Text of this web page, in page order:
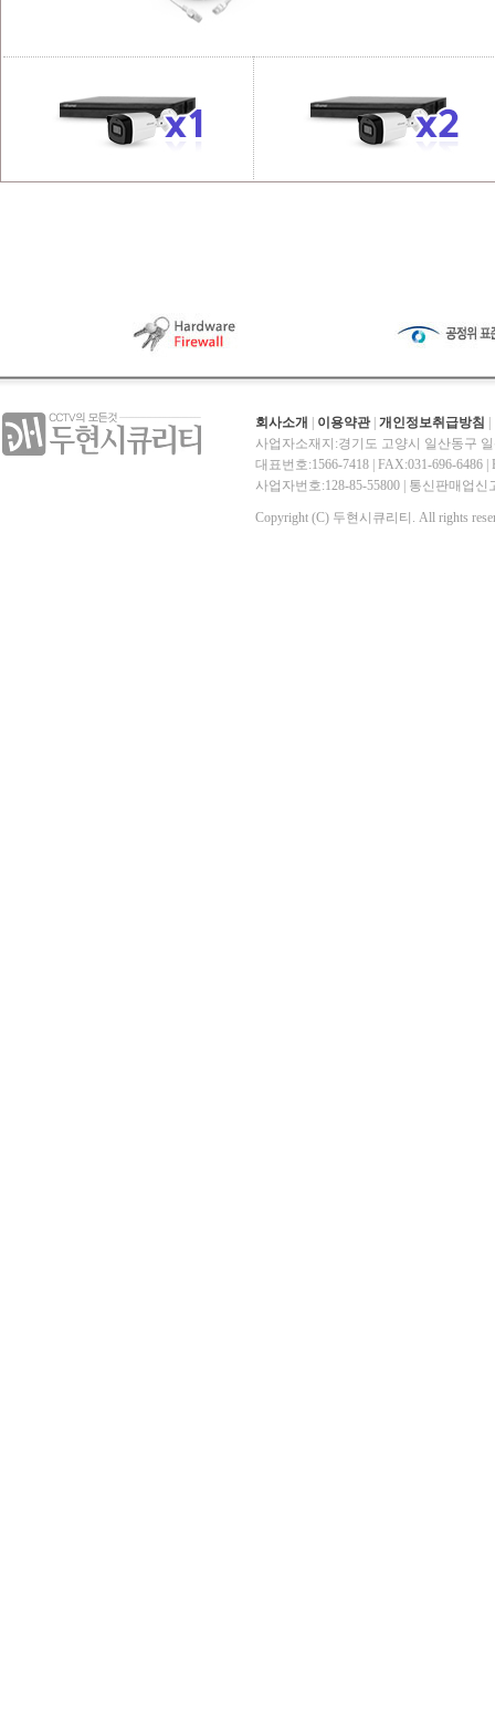
회사소개 이용약관| 개인정보취급방침
사업자소재지:경기도 고양시 일산동구
대표번호:1566-7418 | FAX:031-696-6486 |
사업자번호:128-85-55800 | 통신판매업
Copyright (C) 두현시큐리티. All rights